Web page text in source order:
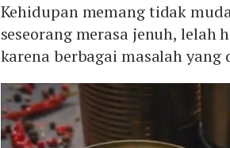
Kehidupan memang tidak
seseorang merasa jenuh, lelah
karena berbagai masalah yang